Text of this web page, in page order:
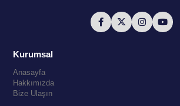
Kurumsal
Anasayfa
Hakkımızda
Bize Ulaşın